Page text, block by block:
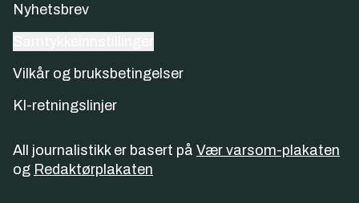
Nyhetsbrev
Vilkår og bruksbetingelser
KI-retningslinjer
All journalistikk er basert på Vær varsom-plakaten
og Redaktørplakaten